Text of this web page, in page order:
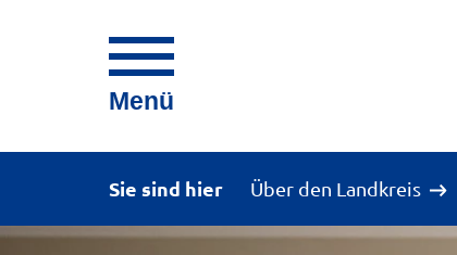
Menü
Sie sind hier Über den Landkreis